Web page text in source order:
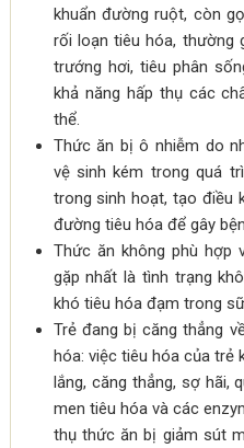
khuẩn đường ruột, còn
rối loạn tiêu hóa, thường
trướng hơi, tiêu phân
khả năng hấp thụ các
thể.
Thức ăn bị ô nhiễm do
vệ sinh kém trong quá
trong sinh hoạt, tạo điều
đường tiêu hóa để gây
Thức ăn không phù hợp
gặp nhất là tình trạng
khó tiêu hóa đạm trong
Trẻ đang bị căng thẳng
hóa: việc tiêu hóa của trẻ
lắng, căng thẳng, sợ hãi,
men tiêu hóa và các
thụ thức ăn bị giảm sút